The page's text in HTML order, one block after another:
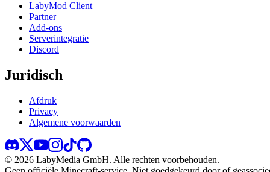
LabyMod Client
Partner
Add-ons
Serverintegratie
Discord
Juridisch
Afdruk
Privacy
Algemene voorwaarden
© 2026 LabyMedia GmbH. Alle rechten voorbehouden.